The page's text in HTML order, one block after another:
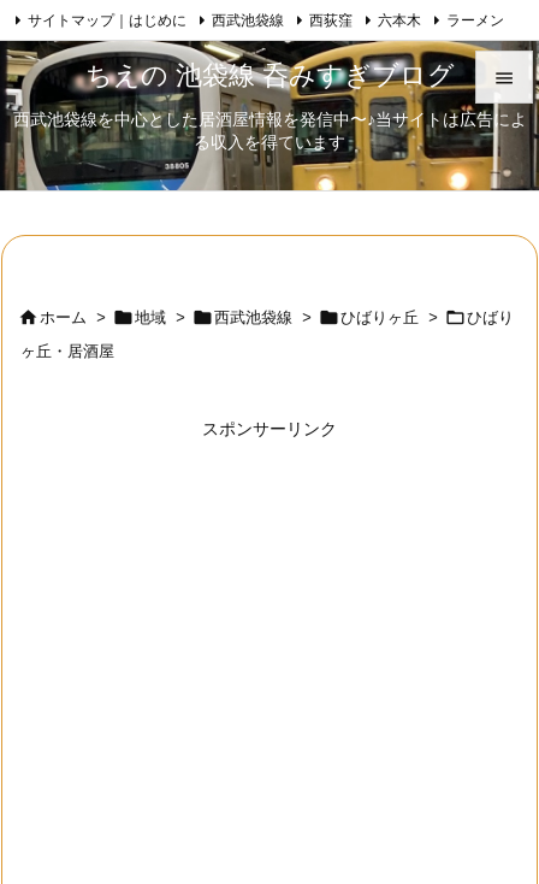
ちえの 池袋線 呑みすぎブログ
西武池袋線を中心とした居酒屋情報を発信中〜♪当サイトは広告によ
る収入を得ています


メニュ


サイトマップ｜はじめに 西武池袋線 西荻窪 六本木 ラーメン
日本酒 歌舞伎 自己紹介 RSS Feedly
ホーム > 地域 > 西武池袋線 > ひばりヶ丘 > ひばり
ヶ丘・居酒屋
スポンサーリンク